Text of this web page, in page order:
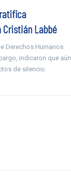
Labbé
Derechos Humanos
indicaron que aún
de silencio.